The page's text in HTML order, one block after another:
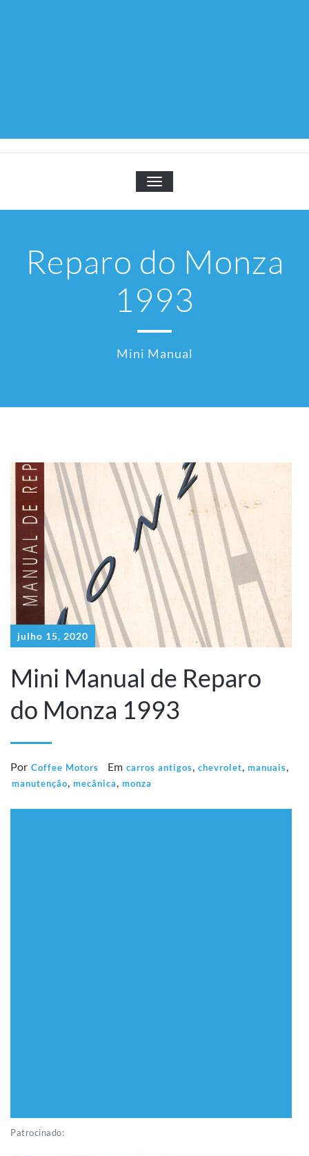
TOGGLE NAVIGATION
Reparo do Monza
1993
Mini Manual
julho 15, 2020
Mini Manual de Reparo
do Monza 1993
Por Coffee Motors Em carros antigos chevrolet manuais
manutenção mecânica monza
Patrocinado: